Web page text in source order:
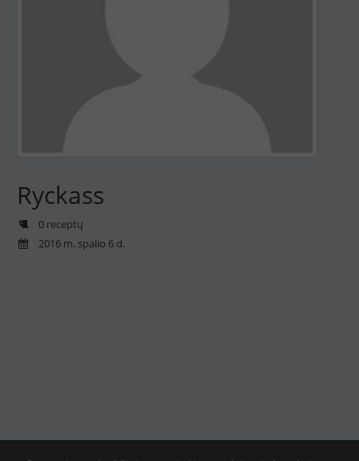
Ryckass
0 receptų
2016 m. spalio 6 d.